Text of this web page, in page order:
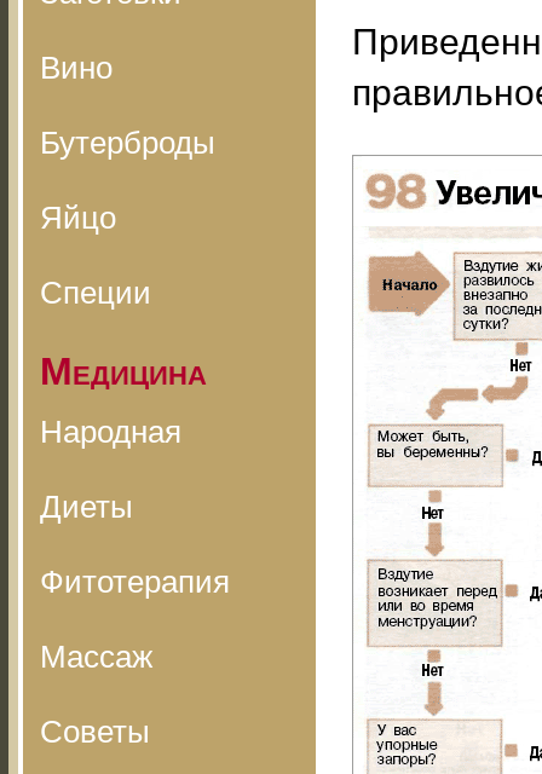
Вино
Бутерброды
Яйцо
Специи
Медицина
Народная
Диеты
Фитотерапия
Массаж
Советы